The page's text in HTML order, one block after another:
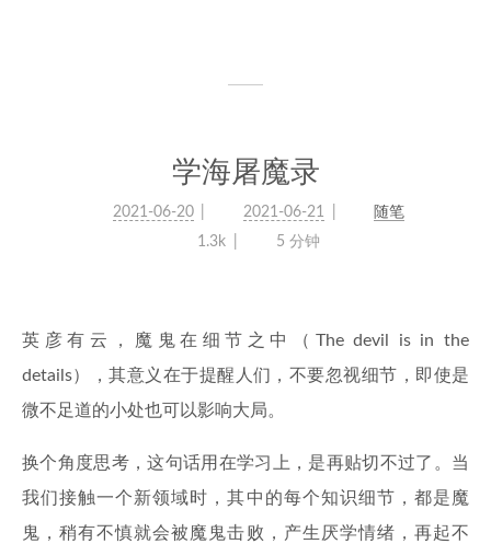
学海屠魔录
2021-06-20 2021-06-21
随笔
1.3k
5 分钟
英彦有云，魔鬼在细节之中（The devil is in the
details），其意义在于提醒人们，不要忽视细节，即使是
微不足道的小处也可以影响大局。
换个角度思考，这句话用在学习上，是再贴切不过了。当
我们接触一个新领域时，其中的每个知识细节，都是魔
鬼，稍有不慎就会被魔鬼击败，产生厌学情绪，再起不